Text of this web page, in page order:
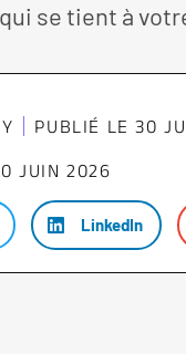
se tient à
PUBLIÉ LE 30
JUIN 2026
LinkedIn